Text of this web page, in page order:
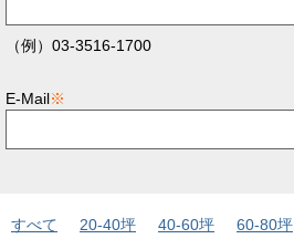
（例）03-3516-1700
E-Mail※
すべて 20-40坪 40-60坪 60-80坪